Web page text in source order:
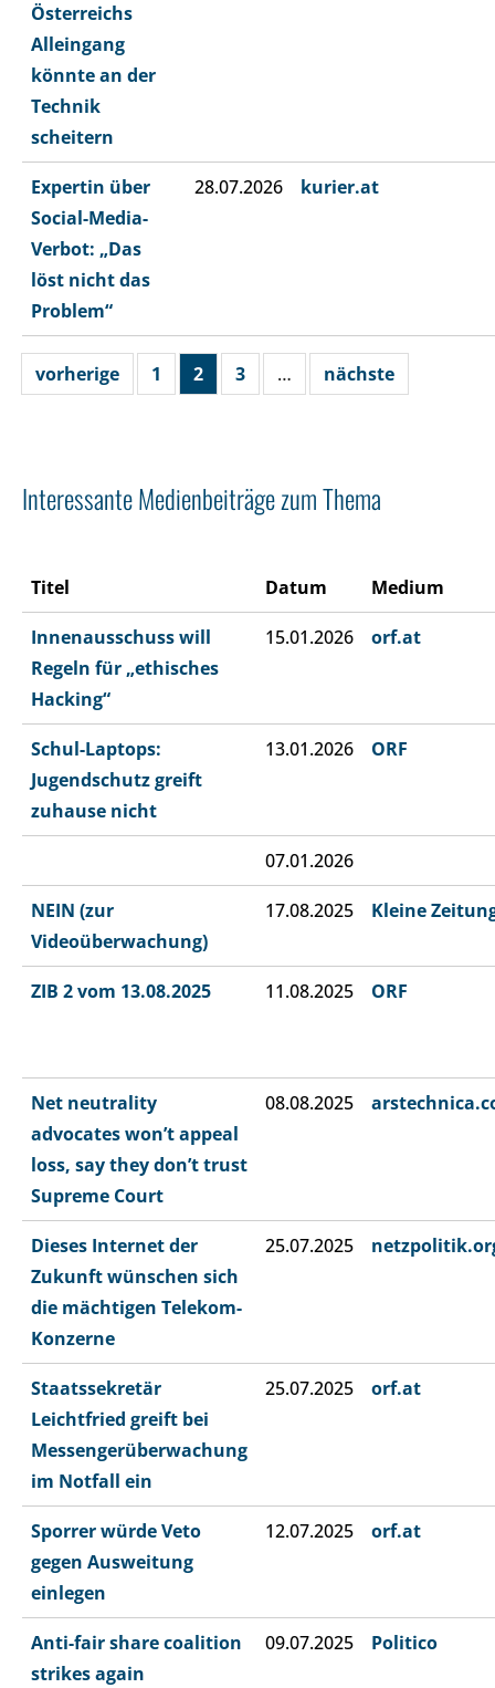
Österreichs
Alleingang
könnte an der
Technik
scheitern
Expertin über
Social-Media-
Verbot: „Das
löst nicht das
Problem“
28.07.2026 kurier.at
vorherige 1 2 3 … nächste
Interessante Medienbeiträge zum Thema
Titel Datum Medium
Innenausschuss will
Regeln für „ethisches
Hacking“
15.01.2026 orf.at
Schul-Laptops:
Jugendschutz greift
zuhause nicht
13.01.2026 ORF
07.01.2026
NEIN (zur
Videoüberwachung)
17.08.2025 Kleine
ZIB 2 vom 13.08.2025 11.08.2025 ORF
Net neutrality
advocates won’t appeal
loss, say they don’t trust
Supreme Court
08.08.2025
Dieses Internet der
Zukunft wünschen sich
die mächtigen Telekom-
Konzerne
25.07.2025
Staatssekretär
Leichtfried greift bei
Messengerüberwachung
im Notfall ein
25.07.2025 orf.at
Sporrer würde Veto
gegen Ausweitung
einlegen
12.07.2025 orf.at
Anti-fair share coalition
strikes again
09.07.2025 Politico